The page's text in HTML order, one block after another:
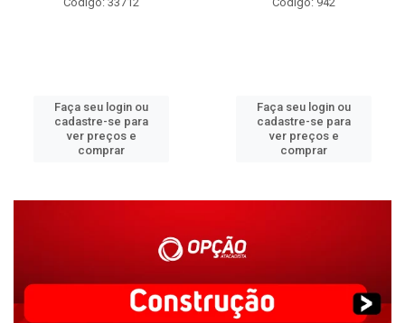
Faça seu login ou
cadastre-se para
ver preços e
comprar
Faça seu login ou
cadastre-se para
ver preços e
comprar